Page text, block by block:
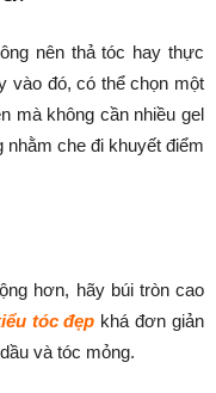
nên thả tóc hay thực
vào đó, có thể chọn một
mà không cần nhiều gel
nhằm che đi khuyết điểm
hơn, hãy búi tròn cao
tóc đẹp khá đơn giản
và tóc mỏng.